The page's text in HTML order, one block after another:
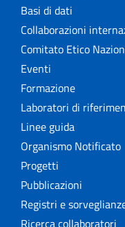
Basi di dati
Collaborazioni
Comitato Etico
Eventi
Formazione
Laboratori di
Linee guida
Organismo Notificato
Progetti
Pubblicazioni
Registri e
Ricerca collaboratori